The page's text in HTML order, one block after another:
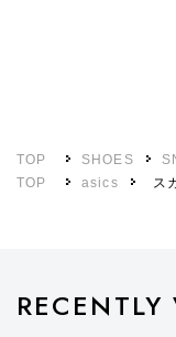
TOP SHOES
TOP
asics ス